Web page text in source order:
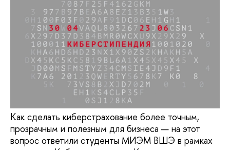
Как сделать киберстрахование более точным,
прозрачным и полезным для бизнеса — на этот
вопрос ответили студенты МИЭМ ВШЭ в рамках